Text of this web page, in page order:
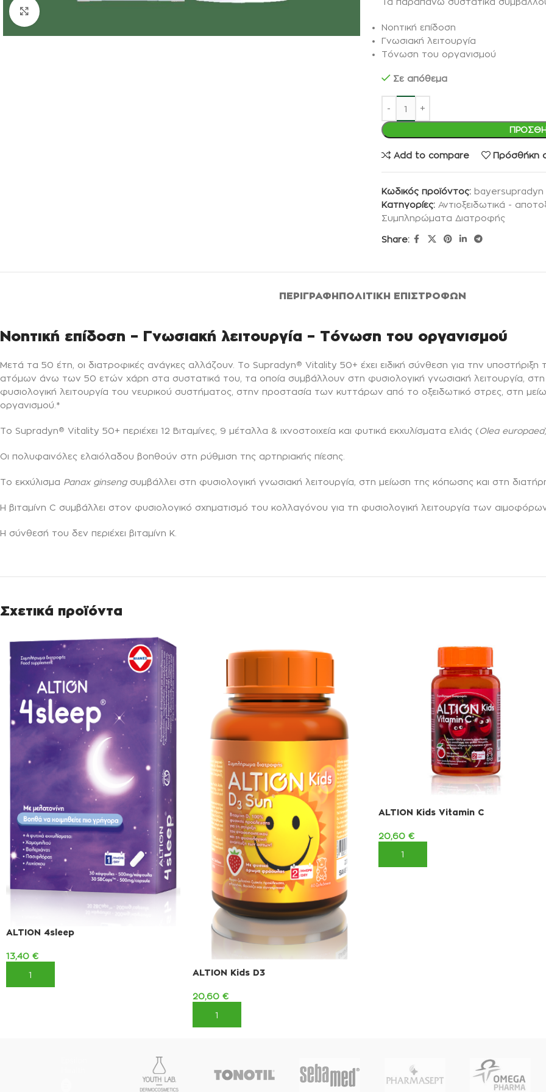
Νοητική επίδοση
Γνωσιακή λειτουργία
Τόνωση του οργανισμού
Σε απόθεμα
Add to compare Πρόσθήκη
Κωδικός προϊόντος: bayersupradyn
Κατηγορίες: Αντιοξειδωτικά -
Συμπληρώματα Διατροφής
Share:
ΠΕΡΙΓΡΑΦΉΠΟΛΙΤΙΚΉ ΕΠΙΣΤΡΟΦΏΝ
Νοητική επίδοση – Γνωσιακή λειτουργία – Τόνωση του οργανισμού
Μετά τα 50 έτη, οι διατροφικές ανάγκες αλλάζουν. Το Supradyn® Vitality 50+ έχει ειδική σύνθεση για την
ατόμων άνω των 50 ετών χάρη στα συστατικά του, τα οποία συμβάλλουν στη φυσιολογική γνωσιακή λειτουργία, στη
φυσιολογική λειτουργία του νευρικού συστήματος, στην προστασία των κυττάρων από το οξειδωτικό στρες, στη
οργανισμού.*
Το Supradyn® Vitality 50+ περιέχει 12 Βιταμίνες, 9 μέταλλα & ιχνοστοιχεία και φυτικά εκχυλίσματα ελιάς ( Olea europaea
Οι πολυφαινόλες ελαιόλαδου βοηθούν στη ρύθμιση της αρτηριακής πίεσης.
Το εκχύλισμα Panax ginsengσυμβάλλει στη φυσιολογική γνωσιακή λειτουργία, στη μείωση της κόπωσης και στη
Η βιταμίνη C συμβάλλει στον φυσιολογικό σχηματισμό του κολλαγόνου για τη φυσιολογική λειτουργία των
Η σύνθεσή του δεν περιέχει βιταμίνη Κ.
Σχετικά προϊόντα
ALTION 4sleep
13,40 €
ΠΡΟΣΘΉΚΗ ΣΤΟ ΚΑΛΆΘΙ ALTION Kids D3
20,60 €
ΠΡΟΣΘΉΚΗ ΣΤΟ ΚΑΛΆΘΙ
ALTION Kids Vitamin C
20,60 €
ΠΡΟΣΘΉΚΗ ΣΤΟ ΚΑΛΆΘΙ